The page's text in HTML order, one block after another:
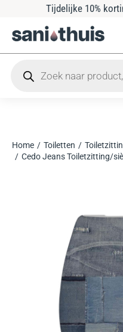
Tijdelijke 10%
Je bent hier:
Home Toiletten
Cedo Jeans Toiletzitting/